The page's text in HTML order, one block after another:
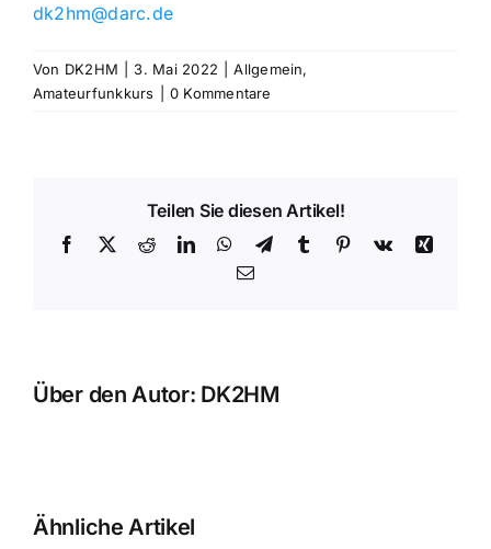
dk2hm@darc.de
Von DK2HM 3. Mai 2022 Allgemein,
Amateurfunkkurs
0 Kommentare
Teilen Sie diesen Artikel!
Facebook
X RedditLinkedInWhatsApp
TelegramTumblr Pinterest
Vk
Xing
E-
Über den Autor: DK2HM
Ähnliche Artikel